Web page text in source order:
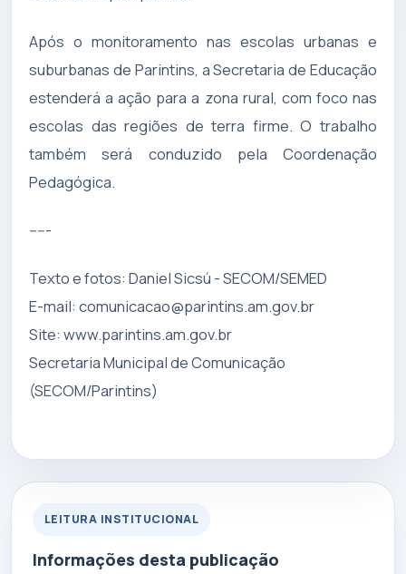
Após o monitoramento nas escolas urbanas e
suburbanas de Parintins, a Secretaria de Educação
estenderá a ação para a zona rural, com foco nas
escolas das regiões de terra firme. O trabalho
também será conduzido pela Coordenação
Pedagógica.
-----
Texto e fotos: Daniel Sicsú - SECOM/SEMED
E-mail:comunicacao@parintins.am.gov.br
Site: www.parintins.am.gov.br
Secretaria Municipal de Comunicação
(SECOM/Parintins)
LEITURA INSTITUCIONAL
Informações desta publicação